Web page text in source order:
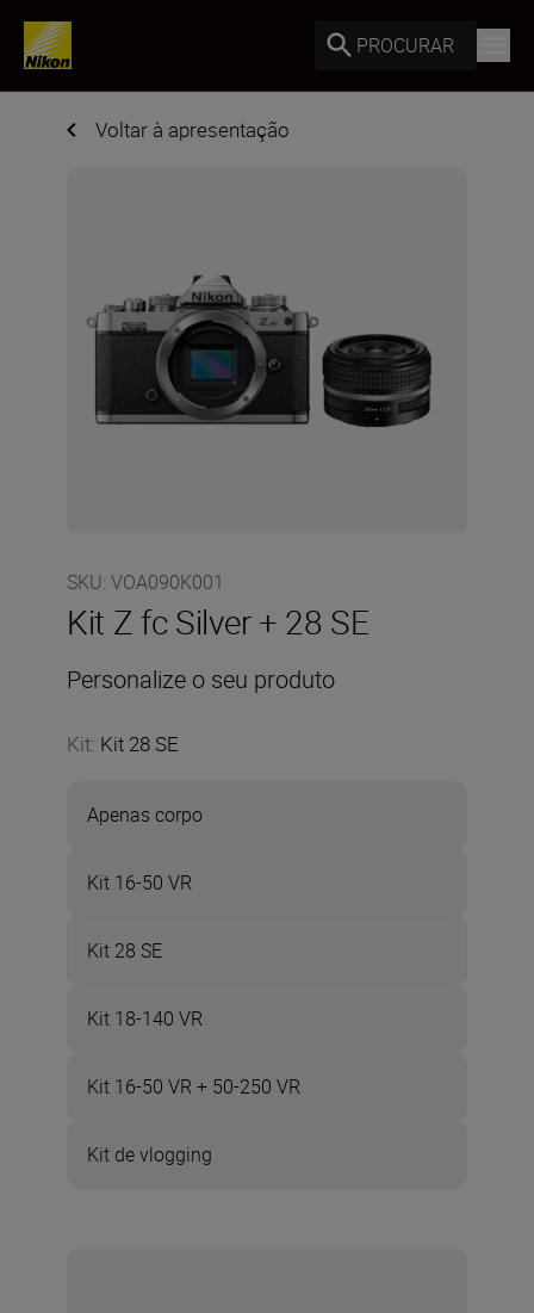
PROCURAR
Voltar à apresentação
SKU: VOA090K001
Kit Z fc Silver + 28 SE
Personalize o seu produto
Kit: Kit 28 SE
Apenas corpo
Kit 16-50 VR
Kit 28 SE
Kit 18-140 VR
Kit 16-50 VR + 50-250 VR
Kit de vlogging